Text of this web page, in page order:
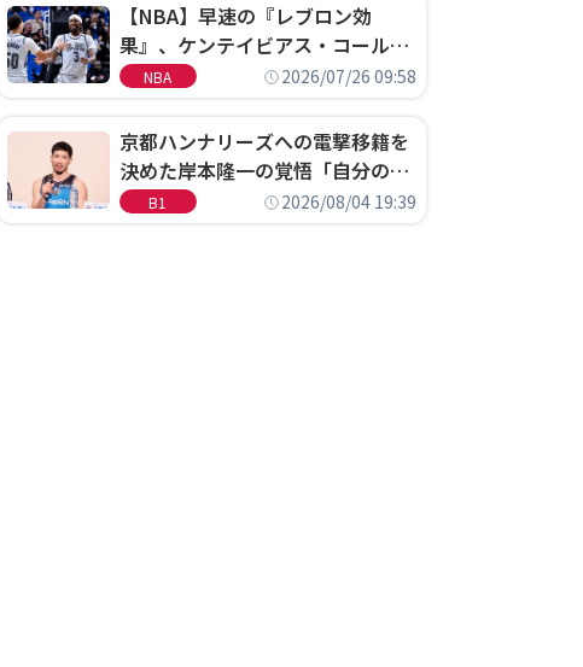
【NBA】早速の『レブロン効
果』、ケンテイビアス・コールド
ウェル・ポープがセブンティシク
NBA 2026/07/26 09:58
京都ハンナリーズへの電撃移籍を
決めた岸本隆一の覚悟「自分のエ
ゴというちっぽけなことのため
B1 2026/08/04 19:39